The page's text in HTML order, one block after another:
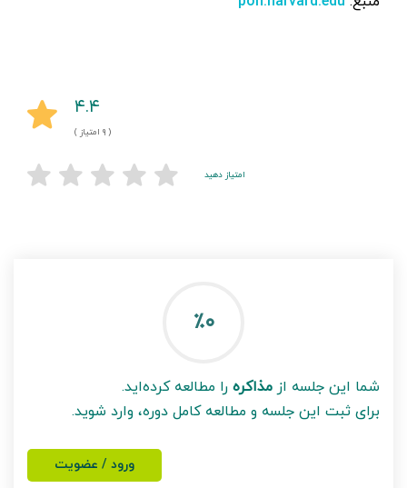
۴.۴
( ۹ امتیاز )
امتیاز دهید
٪۰
شما این جلسه از مذاکره را مطالعه کرده‌اید.
برای ثبت این جلسه و مطالعه کامل دوره، وارد شوید.
ورود / عضویت